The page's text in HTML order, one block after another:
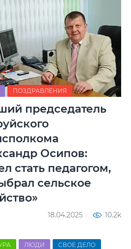
ПОЗДРАВЛЕНИЯ
председатель
Осипов:
стать педагогом,
сельское
18.04.2025 10.2k
ЛЮДИ СВОЕ ДЕЛО